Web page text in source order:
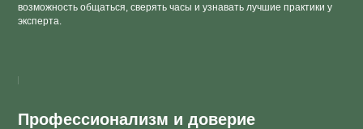
возможность общаться, сверять часы и узнавать лучшие практики у
эксперта.
Профессионализм и доверие